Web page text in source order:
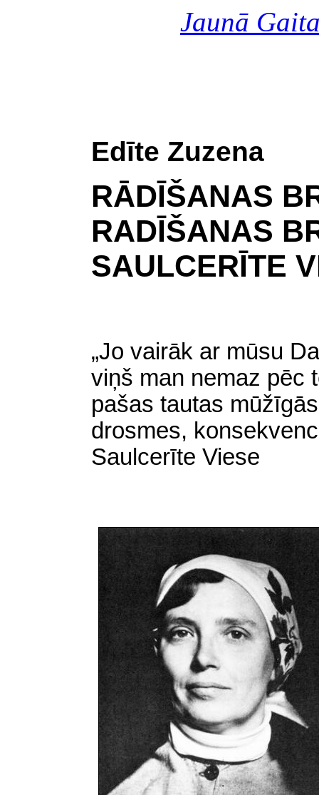
Jaunā
Edīte Zuzena
RĀDĪŠANAS
RADĪŠANAS
SAULCERĪTE
„Jo vairāk ar mūsu
viņš man nemaz pēc
pašas tautas
drosmes,
Saulcerīte Viese